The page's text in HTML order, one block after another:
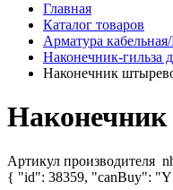
Главная
Каталог товаров
Арматура
Наконечник-гильза
Наконечник
Артикул производителя
{ "id": 38359, "canBuy":